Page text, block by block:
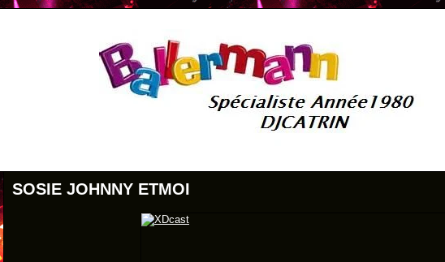
SOSIE JOHNNY ETMOI